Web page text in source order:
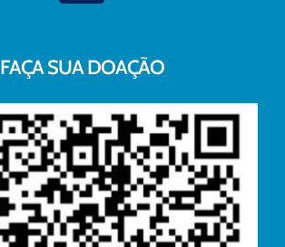
FAÇA SUA DOAÇÃO